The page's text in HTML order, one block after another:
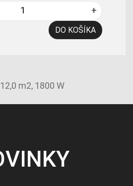
+
DO KOŠÍKA
m2, 1800 W